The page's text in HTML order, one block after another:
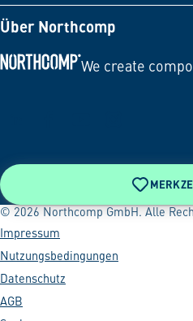
Über Northcomp
We create
© 2026 Northcomp GmbH. Alle
Impressum
Nutzungsbedingungen
Datenschutz
AGB